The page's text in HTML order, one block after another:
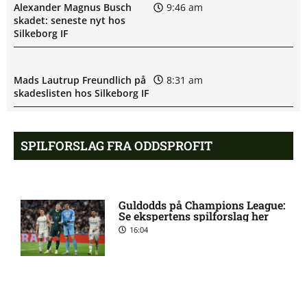
Alexander Magnus Busch
skadet: seneste nyt hos
Silkeborg IF
9:46 am
Mads Lautrup Freundlich på
skadeslisten hos Silkeborg IF
8:31 am
Skadesnyt: Warren Caddy
ude for Randers FC
8:17 am
Status på Paul Izzo hos
Randers FC
6:38 am
Superligaen – AC Horsens
SPILFORSLAG FRA ODDSPROFIT
Guldodds på Champions League:
Se ekspertens spilforslag her
16:04